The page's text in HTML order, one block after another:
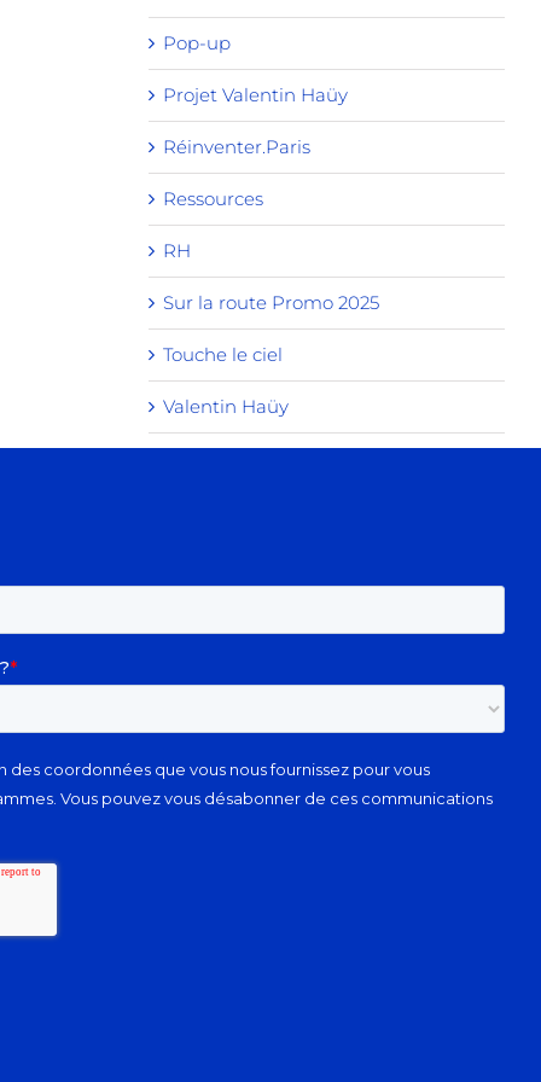
Pop-up
Projet Valentin Haüy
Réinventer.Paris
Ressources
RH
Sur la route Promo 2025
Touche le ciel
Valentin Haüy